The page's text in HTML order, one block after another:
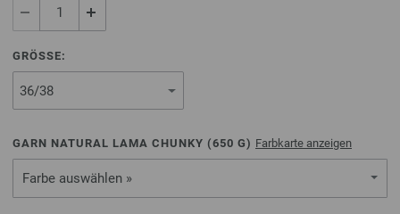
GRÖSSE:
GARN NATURAL LAMA CHUNKY (650 G) Farbkarte anzeigen
Farbe auswählen »